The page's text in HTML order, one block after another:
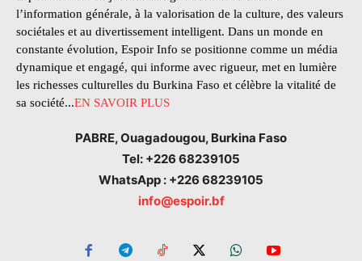
l’information générale, à la valorisation de la culture, des valeurs
sociétales et au divertissement intelligent. Dans un monde en
constante évolution, Espoir Info se positionne comme un média
dynamique et engagé, qui informe avec rigueur, met en lumière
les richesses culturelles du Burkina Faso et célèbre la vitalité de
sa société...EN SAVOIR PLUS
PABRE, Ouagadougou, Burkina Faso
Tel: +226 68239105
WhatsApp : +226 68239105
info@espoir.bf